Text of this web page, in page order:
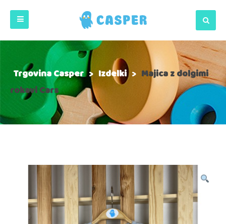
Trgovina Casper> Izdelki > Majica z dolgimi
rokavi Cars